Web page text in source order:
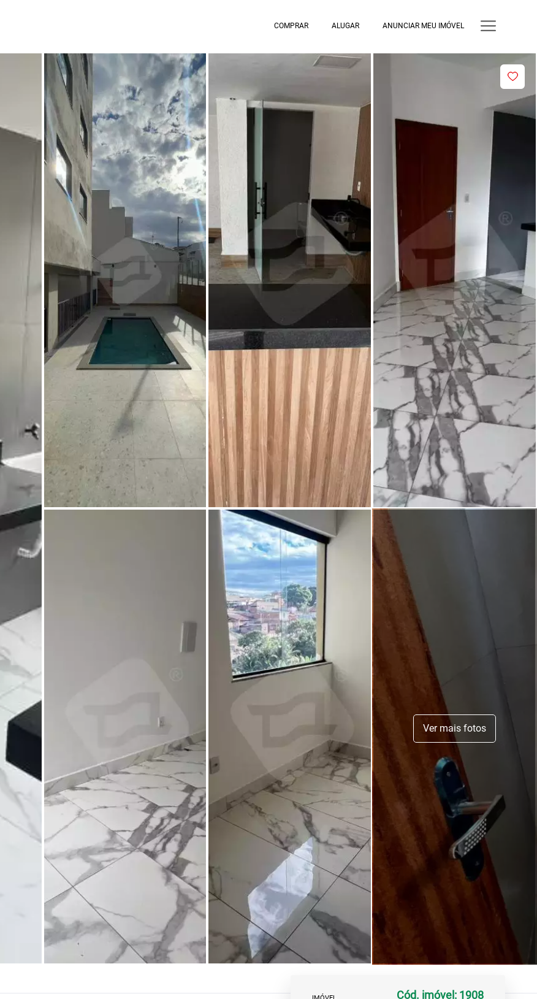
COMPRAR ALUGAR ANUNCIAR MEU IMÓVEL
Ver mais fotos
Cód. imóvel: 1908